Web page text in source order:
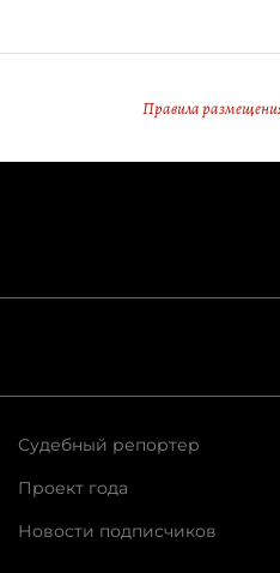
Правила
Судебный репортер
Проект года
Новости подписчиков